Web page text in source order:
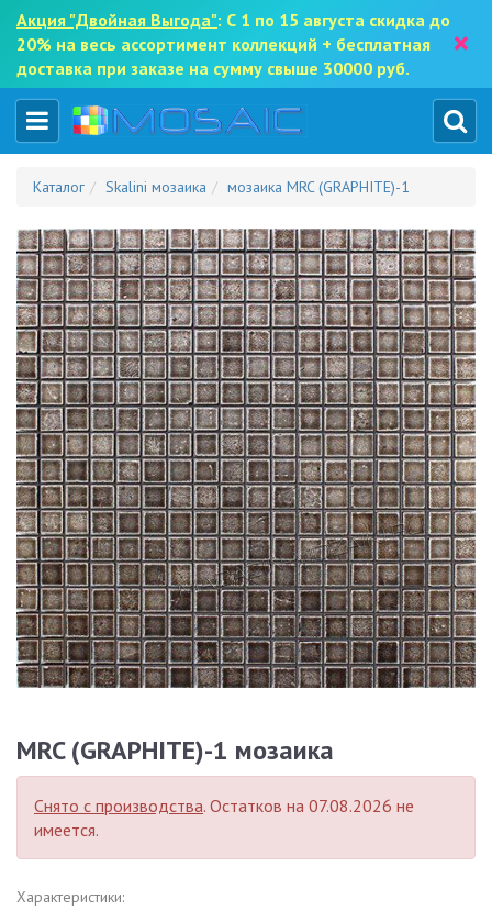
Акция "Двойная Выгода": С 1 по 15 августа скидка до
20% на весь ассортимент коллекций + бесплатная
доставка при заказе на сумму свыше 30000 руб.
×
Каталог Skalini мозаика мозаика MRC (GRAPHITE)-1
MRC (GRAPHITE)-1 мозаика
Снято с производства. Остатков на 07.08.2026 не
имеется.
Характеристики: